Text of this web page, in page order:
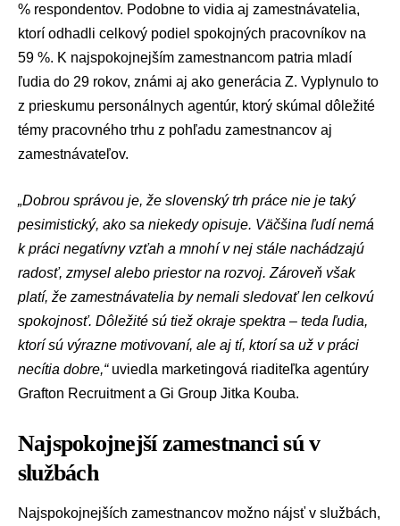
% respondentov. Podobne to vidia aj zamestnávatelia,
ktorí odhadli celkový podiel spokojných pracovníkov na
59 %. K najspokojnejším zamestnancom patria mladí
ľudia do 29 rokov, známi aj ako generácia Z. Vyplynulo to
z prieskumu personálnych agentúr, ktorý skúmal dôležité
témy pracovného trhu z pohľadu zamestnancov aj
zamestnávateľov.
„Dobrou správou je, že slovenský trh práce nie je taký
pesimistický, ako sa niekedy opisuje. Väčšina ľudí nemá
k práci negatívny vzťah a mnohí v nej stále nachádzajú
radosť, zmysel alebo priestor na rozvoj. Zároveň však
platí, že zamestnávatelia by nemali sledovať len celkovú
spokojnosť. Dôležité sú tiež okraje spektra – teda ľudia,
ktorí sú výrazne motivovaní, ale aj tí, ktorí sa už v práci
necítia dobre,“uviedla marketingová riaditeľka agentúry
Grafton Recruitment a Gi Group Jitka Kouba.
Najspokojnejší zamestnanci sú v
službách
Najspokojnejších zamestnancov možno nájsť v službách,